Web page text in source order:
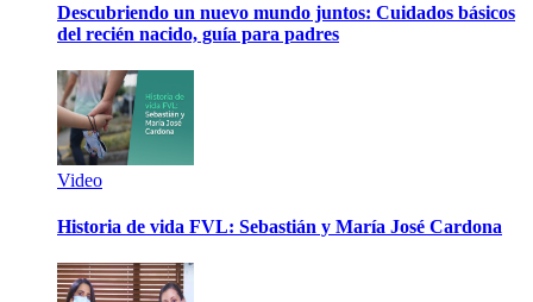
Descubriendo un nuevo mundo juntos: Cuidados básicos
del recién nacido, guía para padres
Video
Historia de vida FVL: Sebastián y María José Cardona